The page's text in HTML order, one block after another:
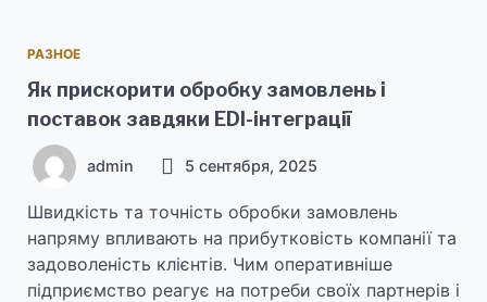
РАЗНОЕ
Як прискорити обробку замовлень і
поставок завдяки EDI-інтеграції
admin 5 сентября, 2025
Швидкість та точність обробки замовлень
напряму впливають на прибутковість компанії та
задоволеність клієнтів. Чим оперативніше
підприємство реагує на потреби своїх партнерів і